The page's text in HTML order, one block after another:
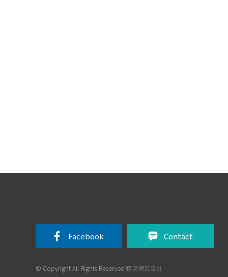
Facebook Contact
© Copyright All Rights Reserved 蘋果網頁設計